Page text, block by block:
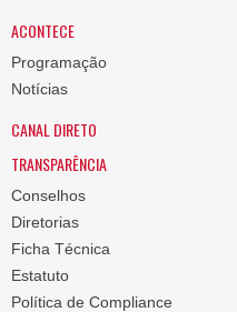
ACONTECE
Programação
Notícias
CANAL DIRETO
TRANSPARÊNCIA
Conselhos
Diretorias
Ficha Técnica
Estatuto
Política de Compliance